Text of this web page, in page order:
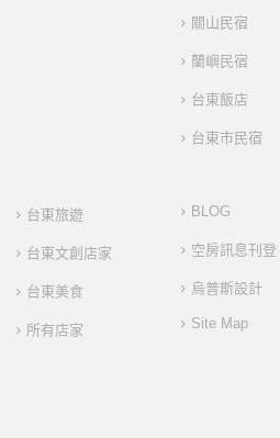
關山民宿
蘭嶼民宿
台東飯店
台東市民宿
台東旅遊
台東文創店家
台東美食
所有店家
BLOG
空房訊息刊登
烏普斯設計
Site Map